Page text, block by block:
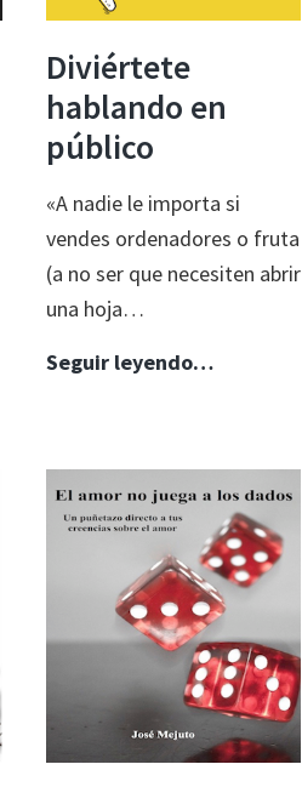
Diviértete
hablando en
público
«A nadie le importa si
vendes ordenadores o fruta
(a no ser que necesiten abrir
una hoja…
Seguir leyendo…Diviértete
público